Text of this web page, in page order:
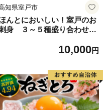
知県室戸市
んとにおいしい！室戸のお
身 ３～５種盛り合わせお
盛り合わせ 旬の鮮魚 高知県
10,000円